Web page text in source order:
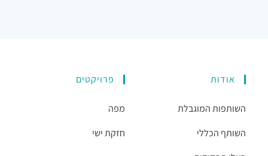
אודות
השותפות המוגבלת
השותף הכללי
פרויקטים
מפה
חזקת ישי